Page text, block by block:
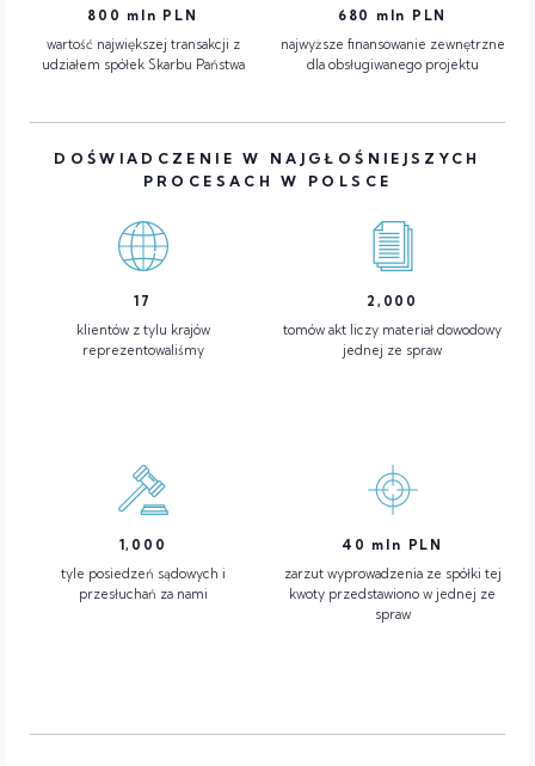
800 mln PLN
wartość największej transakcji z
udziałem spółek Skarbu Państwa
680
mln PLN
najwyższe finansowanie zewnętrzne
dla obsługiwanego projektu
DOŚWIADCZENIE W NAJGŁOŚNIEJSZYCH
PROCESACH W POLSCE
17
klientów z tylu krajów
reprezentowaliśmy
2,000
tomów akt liczy materiał dowodowy
jednej ze spraw
1,000
tyle posiedzeń sądowych i
przesłuchań za nami
40 mln PLN
zarzut wyprowadzenia ze spółki tej
kwoty przedstawiono w jednej ze
spraw